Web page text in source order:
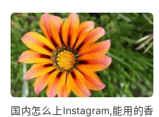
国内怎么上Instagram,能用的香